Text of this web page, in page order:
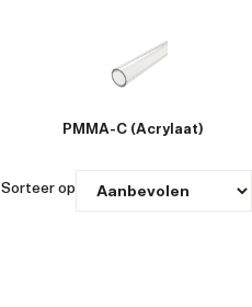
PMMA-C (Acrylaat)
Sorteer op